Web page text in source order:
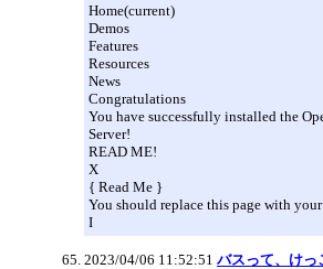
Home(current)
Demos
Features
Resources
News
Congratulations
You have successfully installed the
Server!
READ ME!
X
{ Read Me }
You should replace this page with your
I
2023/04/06 11:52:51 バスって、け